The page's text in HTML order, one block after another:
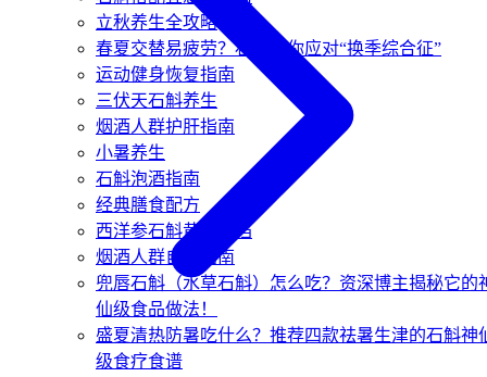
立秋养生全攻略
春夏交替易疲劳？石斛帮你应对“换季综合征”
运动健身恢复指南
三伏天石斛养生
烟酒人群护肝指南
小暑养生
石斛泡酒指南
经典膳食配方
西洋参石斛黄金搭档
烟酒人群自救指南
兜唇石斛（水草石斛）怎么吃？资深博主揭秘它的
仙级食品做法！
盛夏清热防暑吃什么？推荐四款祛暑生津的石斛神
级食疗食谱